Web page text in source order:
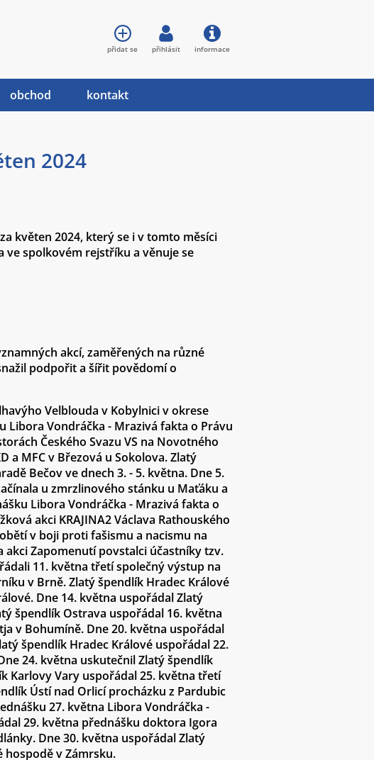
2024
květen 2024, který se i v tomto měsíci
ve spolkovém rejstříku a věnuje se
akcí, zaměřených na různé
podpořit a šířit povědomí o
Velblouda v Kobylnici v okrese
Libora Vondráčka - Mrazivá fakta o Právu
Českého Svazu VS na Novotného
a MFC v Březová u Sokolova. Zlatý
Bečov ve dnech 3. - 5. května. Dne 5.
u zmrzlinového stánku u Maťáku a
Libora Vondráčka - Mrazivá fakta o
akci KRAJINA2 Václava Rathouského
v boji proti fašismu a nacismu na
Zapomenutí povstalci účastníky tzv.
11. května třetí společný výstup na
v Brně. Zlatý špendlík Hradec Králové
Dne 14. května uspořádal Zlatý
špendlík Ostrava uspořádal 16. května
v Bohumíně. Dne 20. května uspořádal
špendlík Hradec Králové uspořádal 22.
24. května uskutečnil Zlatý špendlík
Karlovy Vary uspořádal 25. května třetí
Ústí nad Orlicí procházku z Pardubic
27. května Libora Vondráčka -
29. května přednášku doktora Igora
Dne 30. května uspořádal Zlatý
hospodě v Zámrsku.
obchod kontakt
přidat se přihlásit informace